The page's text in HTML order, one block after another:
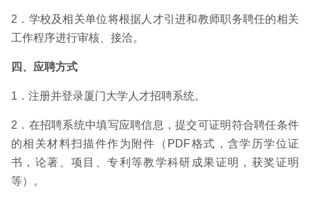
2．学校及相关单位将根据人才引进和教师职务聘任的相关
工作程序进行审核、接洽。
四、应聘方式
1．注册并登录厦门大学人才招聘系统。
2．在招聘系统中填写应聘信息，提交可证明符合聘任条件
的相关材料扫描件作为附件（PDF格式，含学历学位证
书，论著、项目、专利等教学科研成果证明，获奖证明
等）。